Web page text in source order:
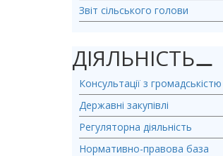
Звіт сільського голови
ДІЯЛЬНІСТЬ⚊
Консультації з громадськістю
Державні закупівлі
Регуляторна діяльність
Нормативно-правова база